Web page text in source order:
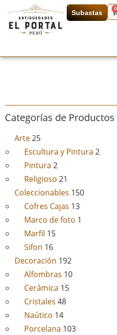
Subastas
0
Categorías de Productos
Arte25
Escultura y Pintura 2
Pintura 2
Religioso 21
Coleccionables 150
Cofres Cajas 13
Marco de foto 1
Marfil 15
Sifon 16
Decoración 192
Alfombras 10
Cerámica 15
Cristales 48
Naútico 14
Porcelana 103